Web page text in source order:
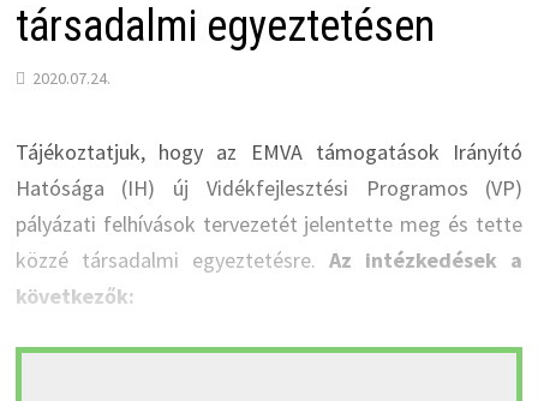
társadalmi egyeztetésen
2020.07.24.
Tájékoztatjuk, hogy az EMVA támogatások Irányító
Hatósága (IH) új Vidékfejlesztési Programos (VP)
pályázati felhívások tervezetét jelentette meg és tette
közzé társadalmi egyeztetésre.Az intézkedések a
következők: